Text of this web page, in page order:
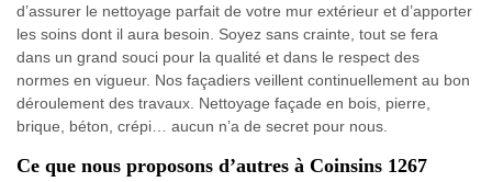
d’assurer le nettoyage parfait de votre mur extérieur et d’apporter
les soins dont il aura besoin. Soyez sans crainte, tout se fera
dans un grand souci pour la qualité et dans le respect des
normes en vigueur. Nos façadiers veillent continuellement au bon
déroulement des travaux. Nettoyage façade en bois, pierre,
brique, béton, crépi… aucun n’a de secret pour nous.
Ce que nous proposons d’autres à Coinsins 1267